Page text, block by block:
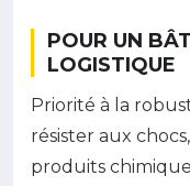
POUR UN
LOGISTIQUE
Priorité à la
résister aux
produits